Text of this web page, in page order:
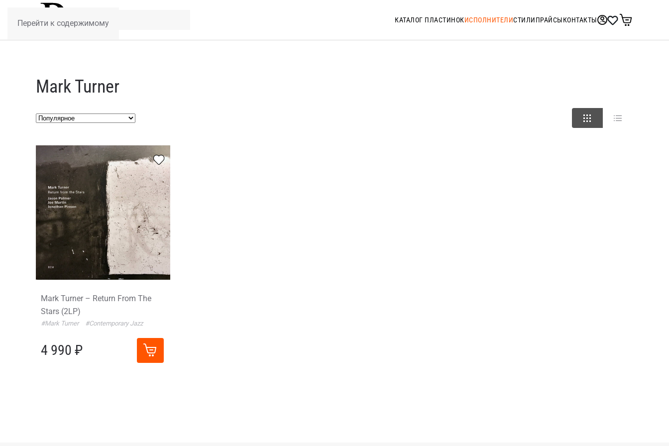
Перейти к содержимому КАТАЛОГ ПЛАСТИНОКИСПОЛНИТЕЛИСТИЛИПРАЙСЫКОНТАКТЫ
Mark Turner
Mark Turner – Return From The
Stars (2LP)
#Mark Turner #Contemporary Jazz
4 990 ₽